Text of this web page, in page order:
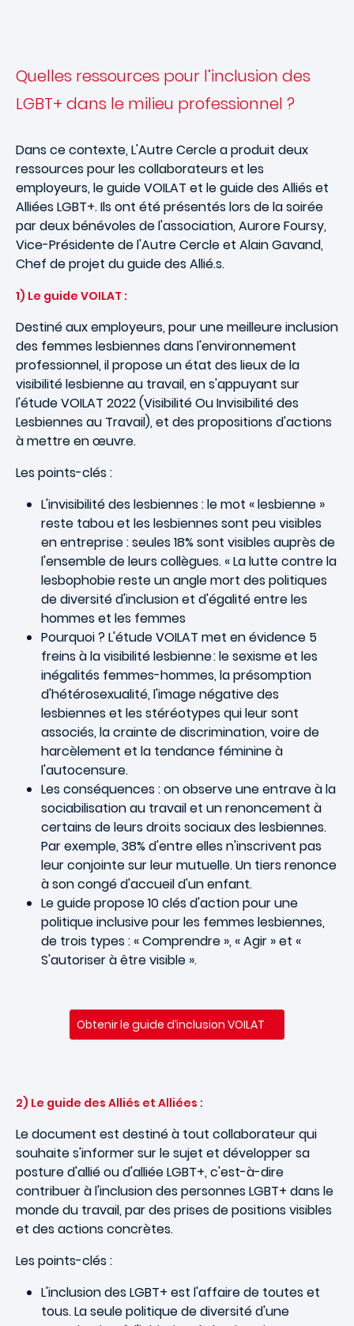
Quelles ressources pour l’inclusion des
LGBT+ dans le milieu professionnel ?
Dans ce contexte, L'Autre Cercle a produit deux
ressources pour les collaborateurs et les
employeurs, le guide VOILAT et le guide des Alliés et
Alliées LGBT+. Ils ont été présentés lors de la soirée
par deux bénévoles de l'association, Aurore Foursy,
Vice-Présidente de l'Autre Cercle et Alain Gavand,
Chef de projet du guide des Allié.s.
1) Le guide VOILAT :
Destiné aux employeurs, pour une meilleure inclusion
des femmes lesbiennes dans l'environnement
professionnel, il propose un état des lieux de la
visibilité lesbienne au travail, en s'appuyant sur
l'étude VOILAT 2022 (Visibilité Ou Invisibilité des
Lesbiennes au Travail), et des propositions d'actions
à mettre en œuvre.
Les points-clés :
L'invisibilité des lesbiennes : le mot « lesbienne »
reste tabou et les lesbiennes sont peu visibles
en entreprise : seules 18% sont visibles auprès de
l'ensemble de leurs collègues. « La lutte contre la
lesbophobie reste un angle mort des politiques
de diversité d'inclusion et d'égalité entre les
hommes et les femmes
Pourquoi ? L'étude VOILAT met en évidence 5
freins à la visibilité lesbienne : le sexisme et les
inégalités femmes-hommes, la présomption
d'hétérosexualité, l'image négative des
lesbiennes et les stéréotypes qui leur sont
associés, la crainte de discrimination, voire de
harcèlement et la tendance féminine à
l'autocensure.
Les conséquences : on observe une entrave à la
sociabilisation au travail et un renoncement à
certains de leurs droits sociaux des lesbiennes.
Par exemple, 38% d'entre elles n'inscrivent pas
leur conjointe sur leur mutuelle. Un tiers renonce
à son congé d'accueil d'un enfant.
Le guide propose 10 clés d'action pour une
politique inclusive pour les femmes lesbiennes,
de trois types : « Comprendre », « Agir » et «
S'autoriser à être visible ».
Obtenir le guide d’inclusion VOILAT
2) Le guide des Alliés et Alliées :
Le document est destiné à tout collaborateur qui
souhaite s'informer sur le sujet et développer sa
posture d'allié ou d'alliée LGBT+, c'est-à-dire
contribuer à l'inclusion des personnes LGBT+ dans le
monde du travail, par des prises de positions visibles
et des actions concrètes.
Les points-clés :
L'inclusion des LGBT+ est l'affaire de toutes et
tous. La seule politique de diversité d'une